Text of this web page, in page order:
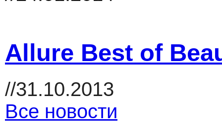
Allure Best of
//31.10.2013
Все новости